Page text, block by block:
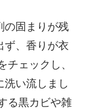
の固まりが残
ず、香りが衣
ェックし、
洗い流しまし
る黒カビや雑